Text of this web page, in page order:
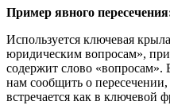
Пример явного
Используется ключевая
юридическим вопросам», при
содержит слово «вопросам».
нам сообщить о
встречается как в ключевой